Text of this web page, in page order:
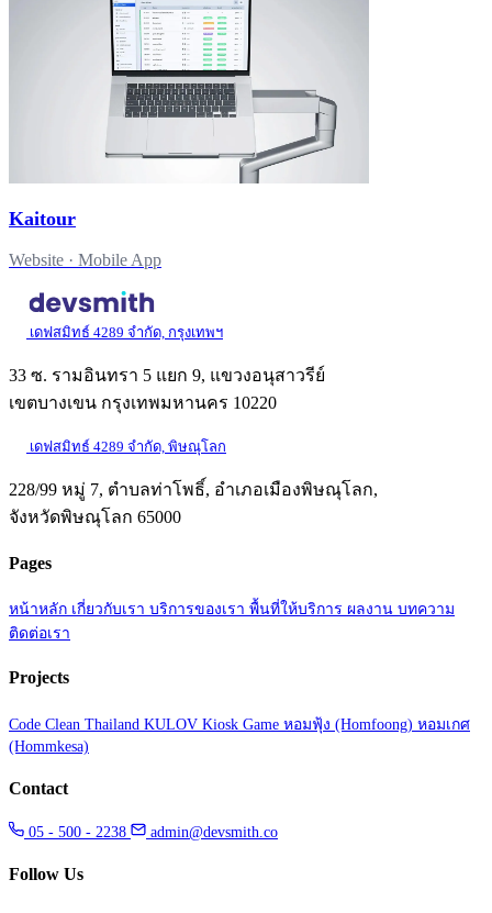
Kaitour
Website · Mobile App
เดฟสมิทธ์ 4289 จำกัด, กรุงเทพฯ
33 ซ. รามอินทรา 5 แยก 9, แขวงอนุสาวรีย์
เขตบางเขน กรุงเทพมหานคร 10220
เดฟสมิทธ์ 4289 จำกัด, พิษณุโลก
228/99 หมู่ 7, ตำบลท่าโพธิ์, อำเภอเมืองพิษณุโลก,
จังหวัดพิษณุโลก 65000
Pages
หน้าหลัก เกี่ยวกับเรา บริการของเรา พื้นที่ให้บริการ ผลงาน บทความ
ติดต่อเรา
Projects
Code Clean Thailand KULOV Kiosk Game หอมฟุ้ง (Homfoong) หอมเกศ
(Hommkesa)
Contact
05 - 500 - 2238 admin@devsmith.co
Follow Us